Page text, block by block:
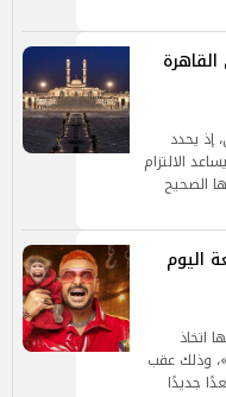
رمضان في القاهرة
إذ يحدد
الالتزام
الصحيح
اليوم
اتخاذ
وذلك عقب
جديدًا